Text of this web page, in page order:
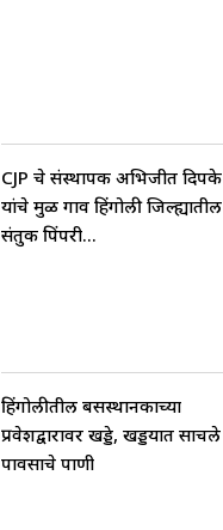
CJP चे संस्थापक अभिजीत दिपके
यांचे मुळ गाव हिंगोली जिल्ह्यातील
संतुक पिंपरी...
हिंगोलीतील बसस्थानकाच्या
प्रवेशद्वारावर खड्डे, खड्डयात साचले
पावसाचे पाणी